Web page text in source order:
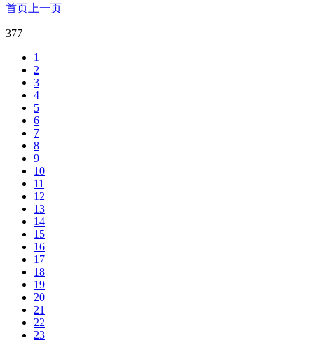
首页 上一页
377
1
2
3
4
5
6
7
8
9
10
11
12
13
14
15
16
17
18
19
20
21
22
23